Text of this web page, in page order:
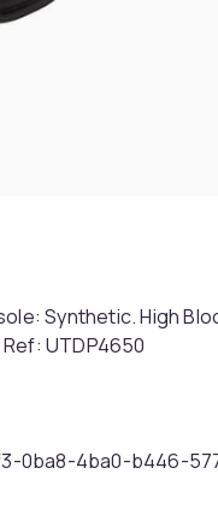
Synthetic. High
UTDP4650
0ba8-4ba0-b446-